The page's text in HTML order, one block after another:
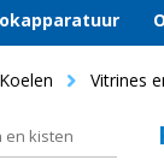
Koelen Vitrines
en kisten